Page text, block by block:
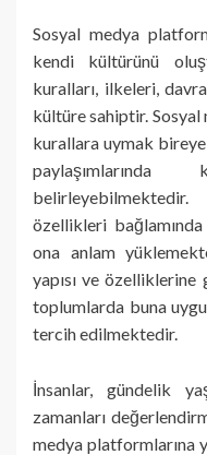
Sosyal medya
kendi kültürünü
kuralları, ilkeleri,
kültüre sahiptir. Sosyal
kurallara uymak
özellikleri
ona anlam
yapısı ve
toplumlarda buna
tercih edilmektedir.
İnsanlar, gündelik
zamanları
medya platformlarına